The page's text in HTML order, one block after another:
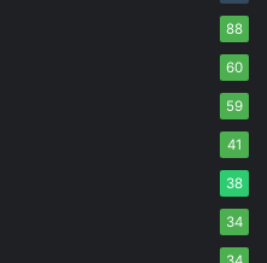
88
60
59
41
38
34